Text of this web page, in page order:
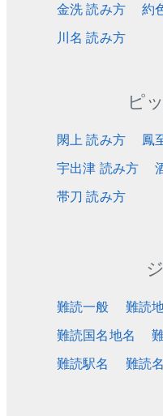
金洗 読み方
約
川名 読み方
ピ
閖上 読み方 鳳
宇出津 読み方
帯刀 読み方
難読一般 難読
難読国名地名
難読駅名
難読